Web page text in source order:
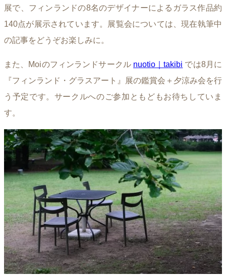
展で、フィンランドの8名のデザイナーによるガラス作品約
140点が展示されています。展覧会については、現在執筆中
の記事をどうぞお楽しみに。
また、Moiのフィンランドサークル nuotio｜takibi では8月に
『フィンランド・グラスアート』展の鑑賞会＋夕涼み会を行
う予定です。サークルへのご参加ともどもお待ちしていま
す。